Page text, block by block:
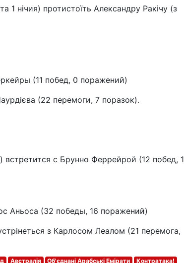
нічия) протистоїть Александру Ракічу (з
(11 побед, 0 поражений)
(22 перемоги, 7 поразок).
с Брунно Феррейрой (12 побед, 1
Аньоса (32 победы, 16 поражений)
з Карлосом Леалом (21 перемога,
Австралія Об'єднані Арабські Емірати Контратака!